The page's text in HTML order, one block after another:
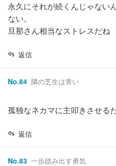
永久にそれが続くんじゃない
ない。
旦那さん相当なストレスだね
返信
No.84 隣の芝生は青い
孤独なネカマに主叩きさせる
返信
No.83 一歩踏み出す勇気